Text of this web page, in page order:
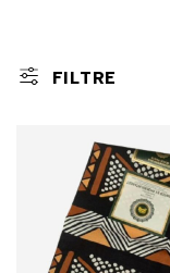
FILTRE